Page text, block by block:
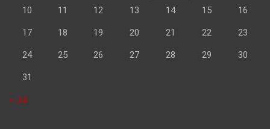
10 11 12 13 14 15 16
17 18 19 20 21 22 23
24 25 26 27 28 29 30
31
« Jul